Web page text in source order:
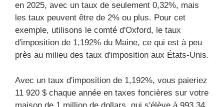
en 2025, avec un taux de seulement 0,32%, mais
les taux peuvent être de 2% ou plus. Pour cet
exemple, utilisons le comté d'Oxford, le taux
d'imposition de 1,192% du Maine, ce qui est à peu
près au milieu des taux d'imposition aux États-Unis.
Avec un taux d'imposition de 1,192%, vous paieriez
11 920 $ chaque année en taxes foncières sur votre